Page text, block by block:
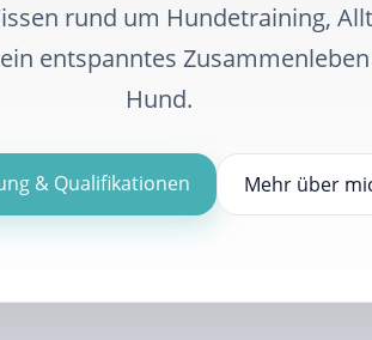
rund um Hundetraining,
entspanntes
Hund.
& Qualifikationen Mehr über